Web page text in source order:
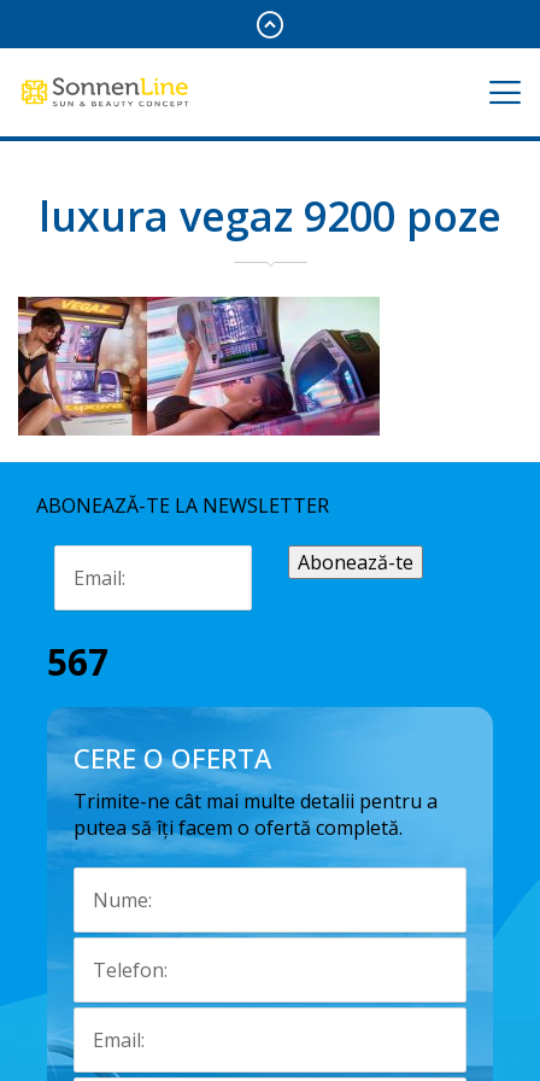
luxura vegaz 9200 poze
ABONEAZĂ-TE LA NEWSLETTER
567
CERE O OFERTA
Trimite-ne cât mai multe detalii pentru a
putea să îți facem o ofertă completă.